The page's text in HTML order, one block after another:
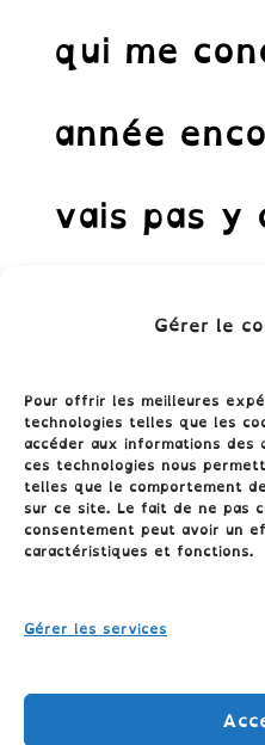
Gérer le
Pour offrir les meilleures
technologies telles que les
accéder aux informations
ces technologies nous
telles que le comportement
sur ce site. Le fait de ne pas
consentement peut avoir un
caractéristiques et fonctions.
Gérer les services
qui me
année
vais pas y
Oui,...
Conditions
Politique de
Politique de
notre